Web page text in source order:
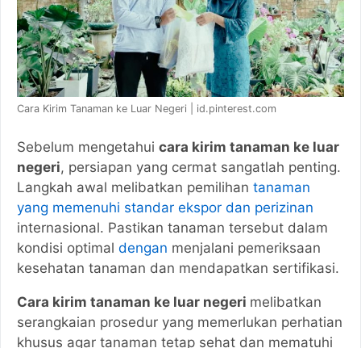
Cara Kirim Tanaman ke Luar Negeri | id.pinterest.com
Sebelum mengetahui cara kirim tanaman ke luar
negeri, persiapan yang cermat sangatlah penting.
Langkah awal melibatkan pemilihan tanaman
yang memenuhi standar ekspor dan perizinan
internasional. Pastikan tanaman tersebut dalam
kondisi optimal dengan menjalani pemeriksaan
kesehatan tanaman dan mendapatkan sertifikasi.
Cara kirim tanaman ke luar negeri melibatkan
serangkaian prosedur yang memerlukan perhatian
khusus agar tanaman tetap sehat dan mematuhi